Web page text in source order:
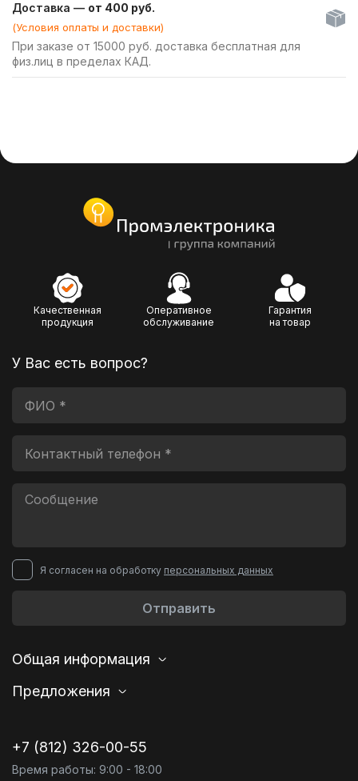
Доставка — от 400 руб.
(Условия оплаты и доставки)
При заказе от 15000 руб. доставка бесплатная для
физ.лиц в пределах КАД.
Качественная
продукция
Оперативное
обслуживание
Гарантия
на товар
У Вас есть вопрос?
Я согласен на обработку персональных данных
Отправить
Общая информация
Предложения
+7 (812) 326-00-55
Время работы: 9:00 - 18:00